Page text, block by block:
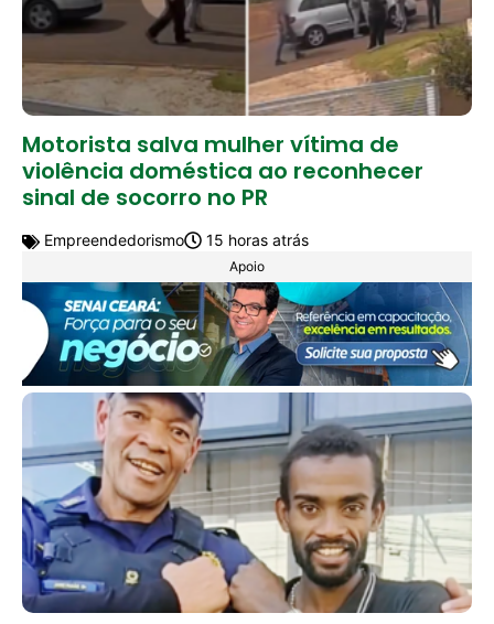
Motorista salva mulher vítima de
violência doméstica ao reconhecer
sinal de socorro no PR
Empreendedorismo 15 horas atrás
Apoio